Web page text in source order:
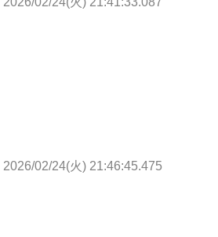
2026/02/24(火) 21:46:45.475